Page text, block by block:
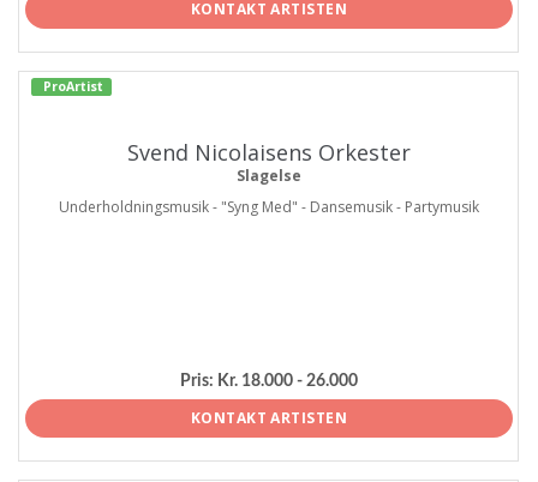
KONTAKT ARTISTEN
ProArtist
Svend Nicolaisens Orkester
Slagelse
Underholdningsmusik - "Syng Med" - Dansemusik - Partymusik
Pris: Kr. 18.000 - 26.000
KONTAKT ARTISTEN